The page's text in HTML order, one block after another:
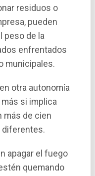
residuos o
pueden
peso de la
enfrentados
municipales.
otra autonomí­a
si implica
más de cien
diferentes.
apagar el fuego
quemando